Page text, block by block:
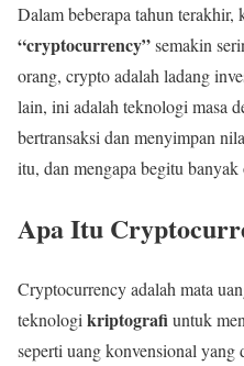
Dalam beberapa tahun terakhir,
“cryptocurrency”semakin
orang, crypto adalah ladang
lain, ini adalah teknologi masa
bertransaksi dan menyimpan
itu, dan mengapa begitu
Apa Itu
Cryptocurrency adalah mata
teknologi kriptografiuntuk
seperti uang konvensional